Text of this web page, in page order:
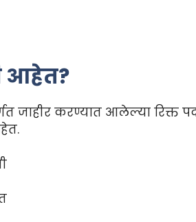
आहेत?
जाहीर करण्यात आलेल्या रिक्त